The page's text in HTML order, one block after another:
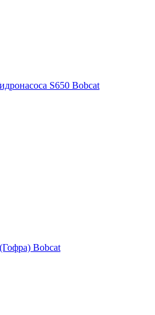
S650 Bobcat
Bobcat